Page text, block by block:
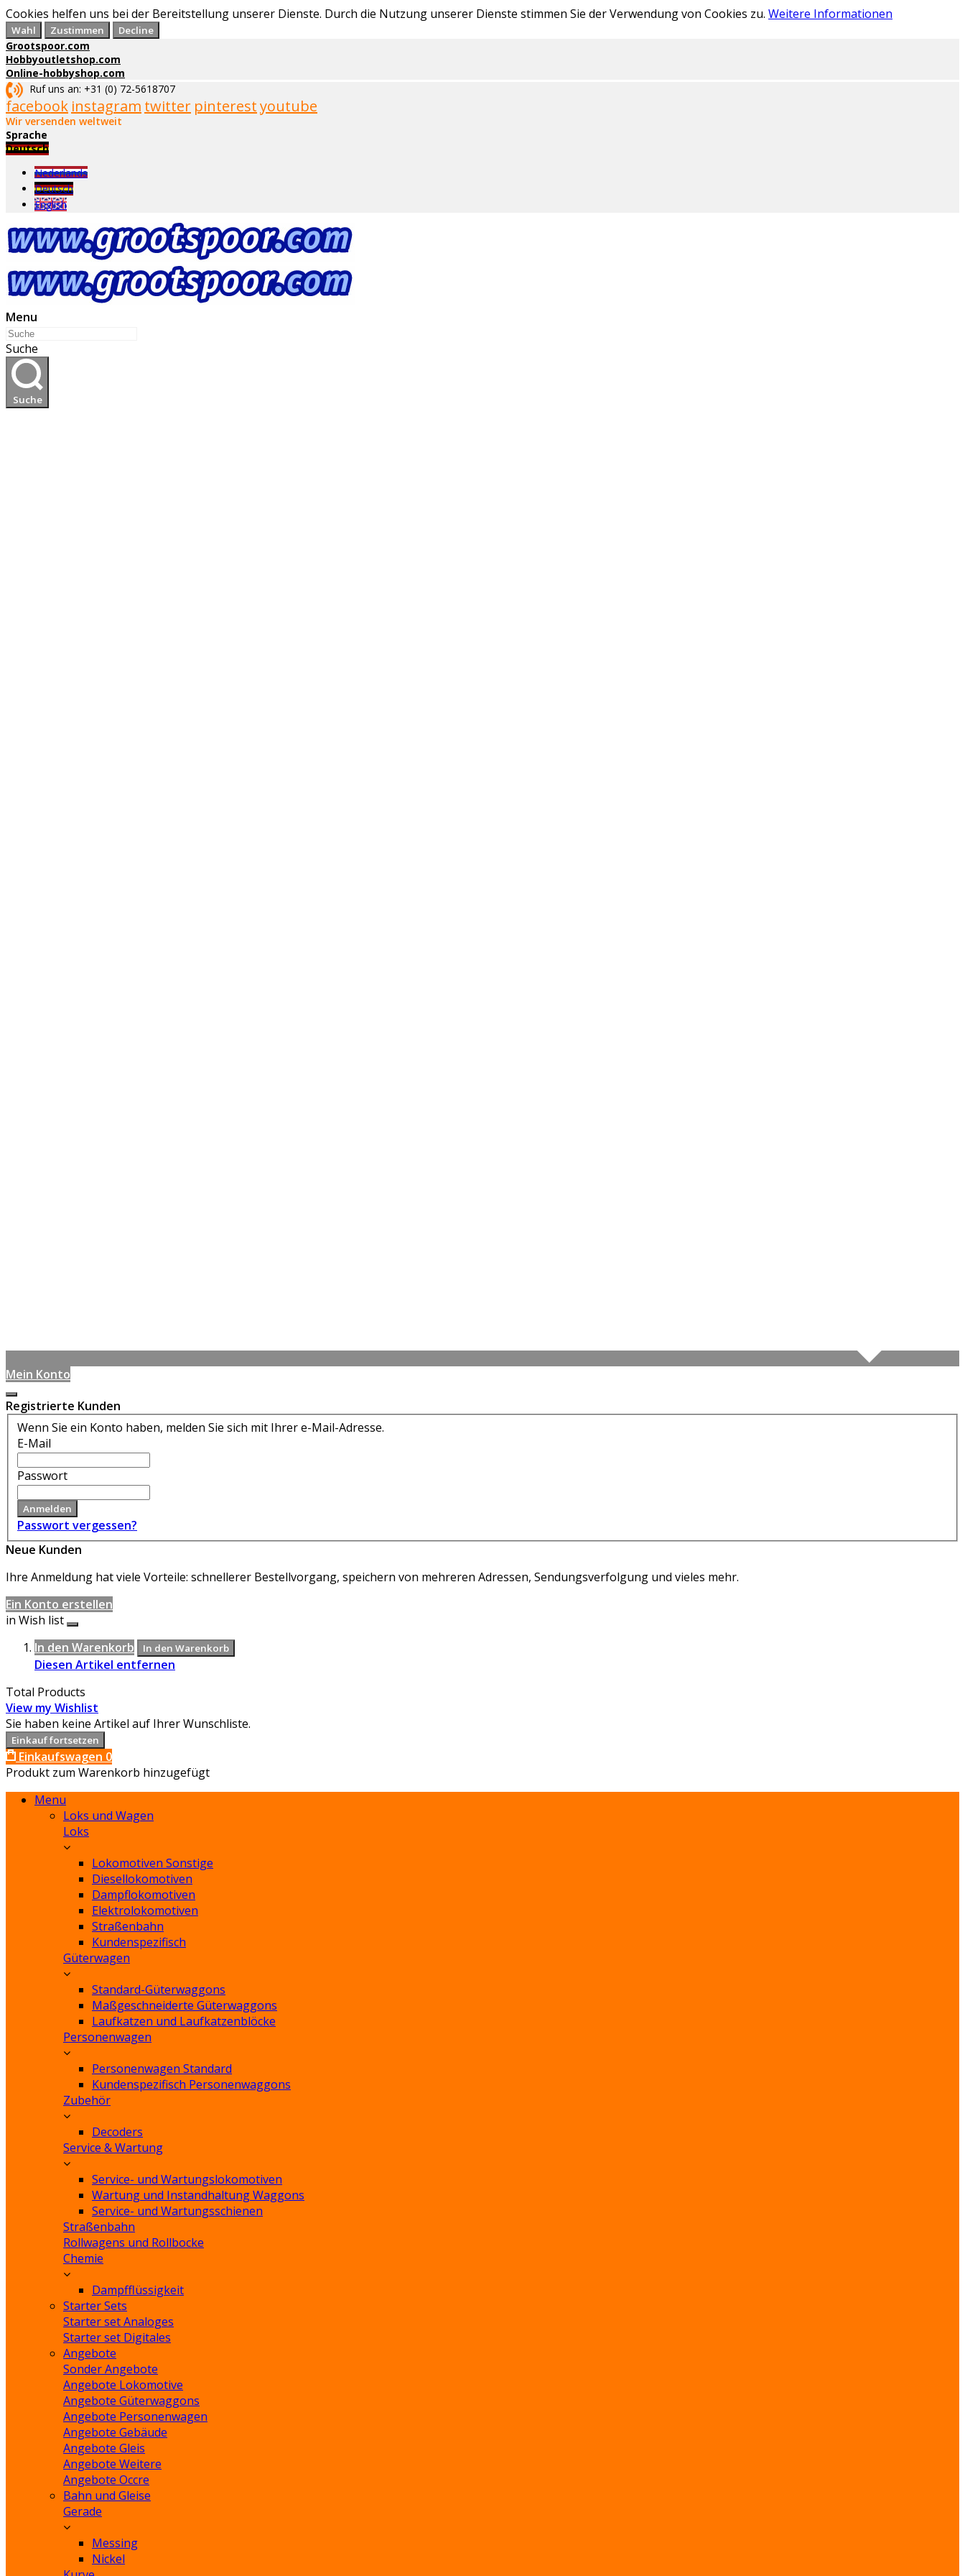
Cookies helfen uns bei der Bereitstellung unserer Dienste. Durch die Nutzung unserer Dienste stimmen Sie der Verwendung von Cookies zu. Weitere Informationen
Wahl Zustimmen Decline
Grootspoor.com
Hobbyoutletshop.com
Online-hobbyshop.com
Ruf uns an: +31 (0) 72-5618707
facebook instagram twitter pinterestyoutube
Wir versenden weltweit
Sprache
Deutsch
Nederlands
Deutsch
English
Menu
Suche
Suche
Mein Konto
Registrierte Kunden
Wenn Sie ein Konto haben, melden Sie sich mit Ihrer e-Mail-Adresse.
E-Mail
Passwort
Anmelden
Passwort vergessen?
Neue Kunden
Ihre Anmeldung hat viele Vorteile: schnellerer Bestellvorgang, speichern von mehreren Adressen, Sendungsverfolgung und vieles mehr.
Ein Konto erstellen
in Wish list
In den Warenkorb
In den Warenkorb
Diesen Artikel entfernen
Total Products
View my Wishlist
Sie haben keine Artikel auf Ihrer Wunschliste.
Einkauf fortsetzen
Einkaufswagen 0
Produkt zum Warenkorb hinzugefügt
Menu
Loks und Wagen
Loks
Lokomotiven Sonstige
Diesellokomotiven
Dampflokomotiven
Elektrolokomotiven
Straßenbahn
Kundenspezifisch
Güterwagen
Standard-Güterwaggons
Maßgeschneiderte Güterwaggons
Laufkatzen und Laufkatzenblöcke
Personenwagen
Personenwagen Standard
Kundenspezifisch Personenwaggons
Zubehör
Decoders
Service & Wartung
Service- und Wartungslokomotiven
Wartung und Instandhaltung Waggons
Service- und Wartungsschienen
Straßenbahn
Rollwagens und Rollbocke
Chemie
Dampfflüssigkeit
Starter Sets
Starter set Analoges
Starter set Digitales
Angebote
Sonder Angebote
Angebote Lokomotive
Angebote Güterwaggons
Angebote Personenwagen
Angebote Gebäude
Angebote Gleis
Angebote Weitere
Angebote Occre
Bahn und Gleise
Gerade
Messing
Nickel